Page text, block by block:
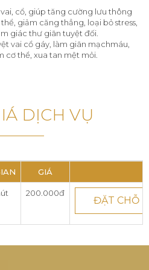
cổ, giúp tăng cường lưu thông
giảm căng thẳng, loại bỏ stress,
giác thư giãn tuyệt đối.
vai cổ gáy, làm giãn mạchmáu,
cơ thể, xua tan mệt mỏi.
DỊCH VỤ
GIÁ
200.000đ
ĐẶT CHỖ